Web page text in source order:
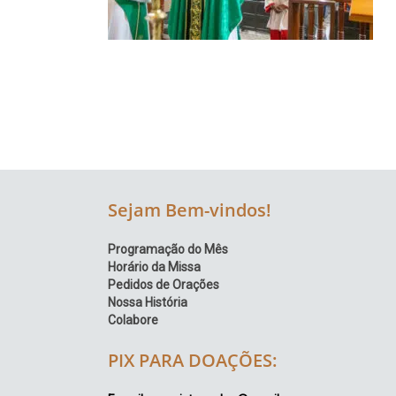
Região
Episcopal
Sejam Bem-vindos!
Programação do Mês
Horário da Missa
Pedidos de Orações
Nossa História
Colabore
PIX PARA DOAÇÕES: